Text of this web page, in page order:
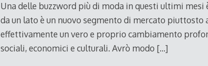
Una delle buzzword più di moda in questi ultimi
da un lato è un nuovo segmento di mercato piuttosto
effettivamente un vero e proprio cambiamento
sociali, economici e culturali. Avrò modo […]